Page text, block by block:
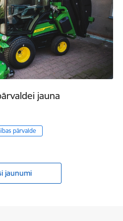
jauna
pārvalde
jaunumi